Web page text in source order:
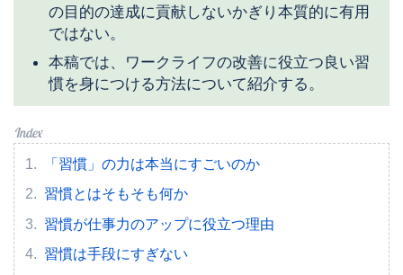
の目的の達成に貢献しないかぎり本質的に有用
ではない。
本稿では、ワークライフの改善に役立つ良い習
慣を身につける方法について紹介する。
「習慣」の力は本当にすごいのか
習慣とはそもそも何か
習慣が仕事力のアップに役立つ理由
習慣は手段にすぎない